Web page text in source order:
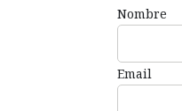
Nombre
Email